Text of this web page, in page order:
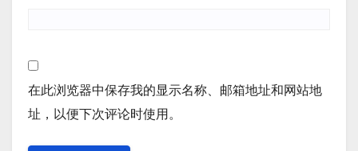
在此浏览器中保存我的显示名称、邮箱地址和网站地
址，以便下次评论时使用。